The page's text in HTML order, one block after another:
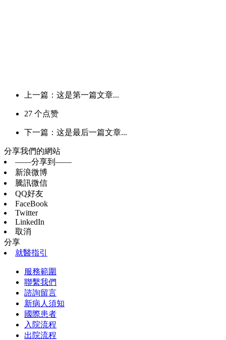
上一篇：这是第一篇文章...
27 个点赞
下一篇：这是最后一篇文章...
分享我們的網站
——分享到——
新浪微博
騰訊微信
QQ好友
FaceBook
Twitter
LinkedIn
取消
分享
就醫指引
服務範圍
聯繫我們
諮詢留言
新病人須知
國際患者
入院流程
出院流程